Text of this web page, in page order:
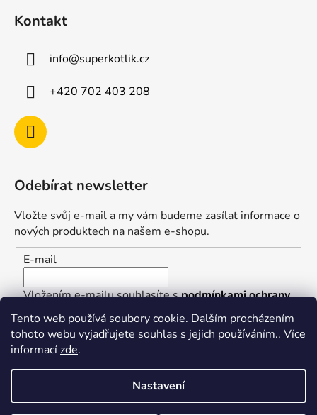
Tento web používá soubory cookie. Dalším procházením
tohoto webu vyjadřujete souhlas s jejich používáním.. Více
informacízde.
Nastavení
Kontakt
info@superkotlik.cz
+420 702 403 208
Odebírat newsletter
Vložte svůj e-mail a my vám budeme zasílat informace o
nových produktech na našem e-shopu.
E-mail
Vložením e-mailu souhlasíte spodmínkami ochrany
osobních údajů
PŘIHLÁSIT SE